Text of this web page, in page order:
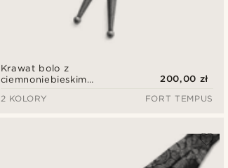
Krawat bolo z
ciemnoniebieskim
200,00 zł
2 KOLORY
FORT TEMPUS